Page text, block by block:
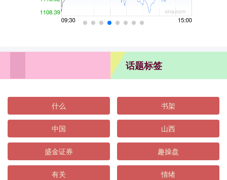
话题标签
什么 书架
中国 山西
盛金证券 趣操盘
有关 情绪